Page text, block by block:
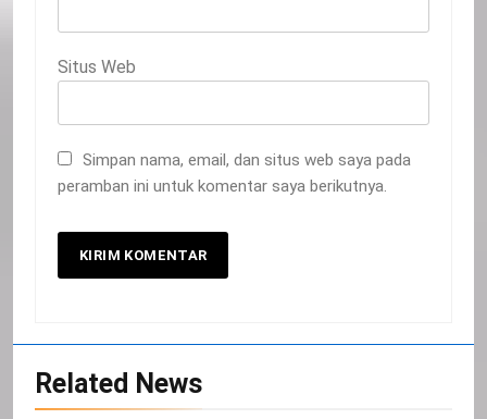
Situs Web
Simpan nama, email, dan situs web saya pada
peramban ini untuk komentar saya berikutnya.
Related News
Selamat Hari Kebangkitan Nasional